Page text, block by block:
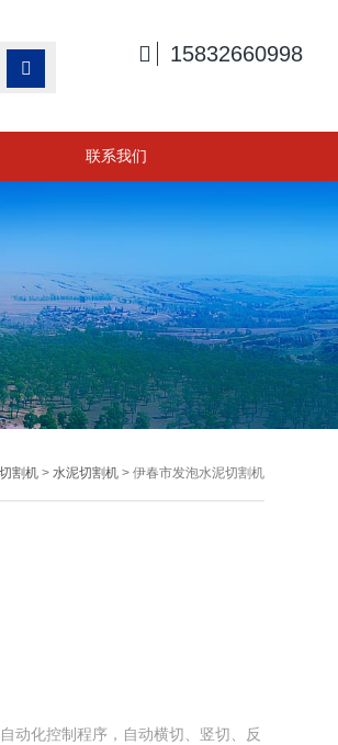

 15832660998
联系我们
割机> 水泥切割机> 伊春市发泡水泥切割机
动化控制程序，自动横切、竖切、反